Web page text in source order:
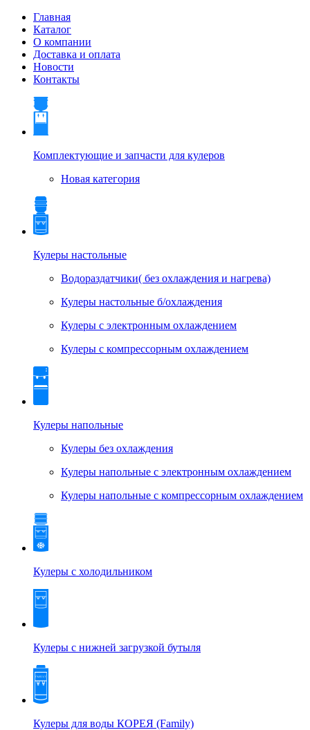
Главная
Каталог
О компании
Доставка и оплата
Новости
Контакты
Комплектующие и запчасти для кулеров
Новая категория
Кулеры настольные
Водораздатчики( без охлаждения и нагрева)
Кулеры настольные б/охлаждения
Кулеры с электронным охлаждением
Кулеры с компрессорным охлаждением
Кулеры напольные
Кулеры без охлаждения
Кулеры напольные с электронным охлаждением
Кулеры напольные с компрессорным охлаждением
Кулеры с холодильником
Кулеры с нижней загрузкой бутыля
Кулеры для воды КОРЕЯ (Family)